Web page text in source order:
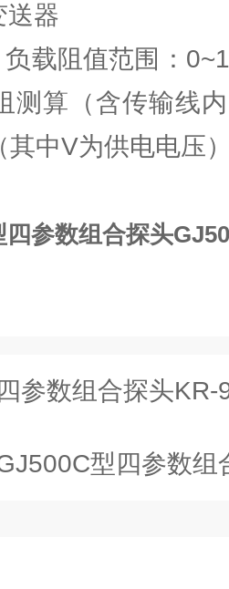
送器
载阻值范围：
测算（含传输线
中V为供电电压
参数组合探头
四参数组合探头KR-
型四参数组